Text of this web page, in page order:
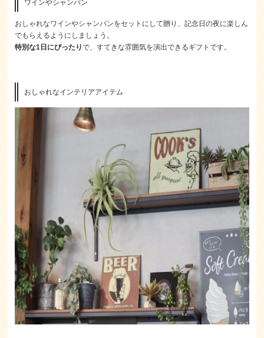
ワインやシャンパン
おしゃれなワインやシャンパンをセットにして贈り、記念日の夜に楽しん
でもらえるようにしましょう。
特別な1日にぴったりで、すてきな雰囲気を演出できるギフトです。
おしゃれなインテリアアイテム